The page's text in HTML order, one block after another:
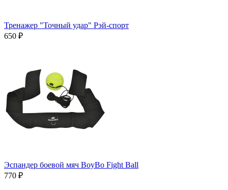
Тренажер "Точный удар" Рэй-спорт
650 ₽
Эспандер боевой мяч BoyBo Fight Ball
770 ₽